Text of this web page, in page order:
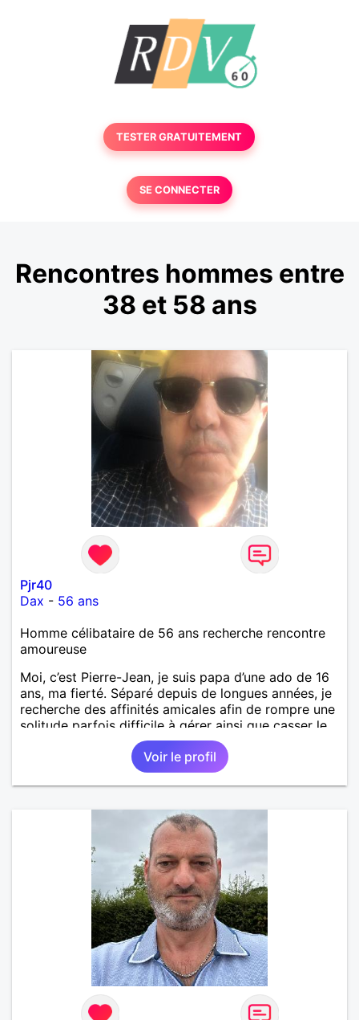
TESTER GRATUITEMENT
SE CONNECTER
Rencontres hommes entre
38 et 58 ans
Pjr40
Dax - 56 ans
Homme célibataire de 56 ans recherche rencontre
amoureuse
Moi, c’est Pierre-Jean, je suis papa d’une ado de 16
ans, ma fierté. Séparé depuis de longues années, je
recherche des affinités amicales afin de rompre une
solitude parfois difficile à gérer ainsi que casser le
vague à l’âme. L’amitié reste extrêmement
importante à mes yeux mais peut se décliner en des
sentiments plus puissants. « Le temps fera son
œuvre » disait Arthur Schopenhauer, philosophe
autant être trop locace. Je suis bourré de qualités
avec très peu de défauts. Je suis altruiste,
bienveillant, empathique, attentionné, honnête,
respectueux, doux de caractère et compréhensif : je
laisse « glisser » beaucoup de choses. Mais ne vous
m’éprenez pas Mesdames, si une personne que
j’aime me trahit une fois, il n’y aura pas de seconde
chance et je l’effacerai à « vitam eternam ».
Néanmoins, je suis un tout petit peu maniaque ainsi
qu’impatient. J’essaye de faire des efforts. Rien de
bien dramatique ! Du moins je le pense……Je suis un
homme facile à vivre. À vous si vous le souhaitez,
d’apprendre à me connaître davantage. J’en serai
Voir le profil